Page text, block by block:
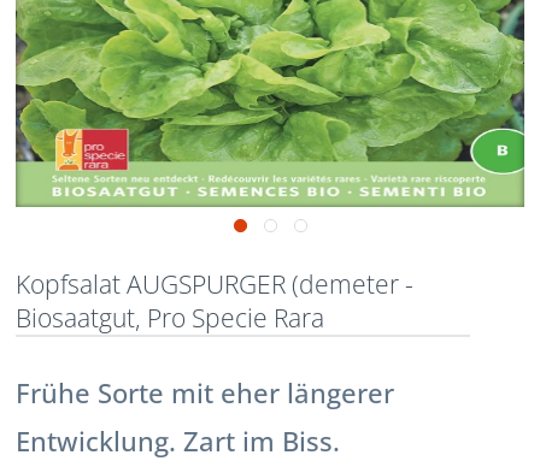
Kopfsalat AUGSPURGER (demeter -
Biosaatgut, Pro Specie Rara
Frühe Sorte mit eher längerer
Entwicklung. Zart im Biss.